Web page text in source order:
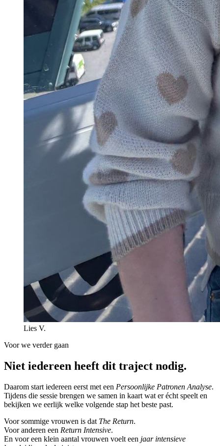
Lies V.
Voor we verder gaan
Niet iedereen heeft dit traject nodig.
Daarom start iedereen eerst met een Persoonlijke Patronen Analyse.
Tijdens die sessie brengen we samen in kaart wat er écht speelt en
bekijken we eerlijk welke volgende stap het beste past.
Voor sommige vrouwen is dat The Return.
Voor anderen een Return Intensive.
En voor een klein aantal vrouwen voelt een jaar intensieve